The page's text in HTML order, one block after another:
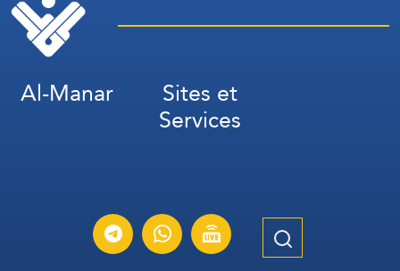
Al-Manar Sites et
Services